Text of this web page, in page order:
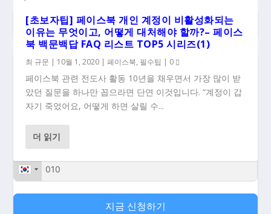
[초보자팁] 페이스북 개인 계정이 비활성화되는
이유는 무엇이고, 어떻게 대처해야 할까?– 페이스
북 백문백답 FAQ 리스트 TOP5 시리즈(1)
최 규문 | 10월 1, 2020 |페이스북, 필수팁 | 0
페이스북 관련 전도사 활동 10년을 채우면서 가장 많이 받
았던 질문을 하나만 꼽으라면 단연 이것입니다. “계정이 갑
자기 죽었어요, 어떻게 하면 살릴 수...
더 읽기
### 새 글이 올라올 때 이메일로 받으시려면...
지금 신청하기